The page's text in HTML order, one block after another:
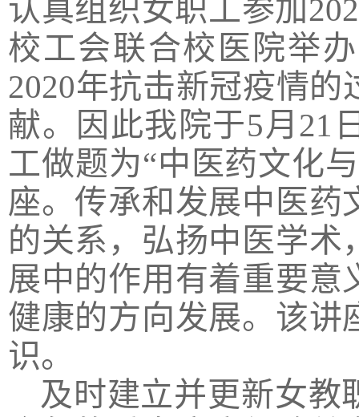
认真组织女职工参加
校工会联合校医院举
2020年抗击新冠疫情
献。因此我院于5月21
工做题为“中医药文化
座。传承和发展中医药
的关系，弘扬中医学术
展中的作用有着重要意
健康的方向发展。该讲
识。
及时建立并更新女教